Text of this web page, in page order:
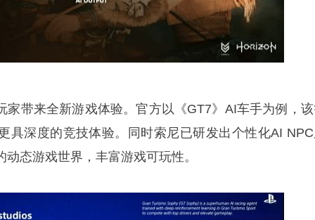
家带来全新游戏体验。官方以《GT7》AI车手为例，
具深度的竞技体验。同时索尼已研发出个性化AI
态游戏世界，丰富游戏可玩性。